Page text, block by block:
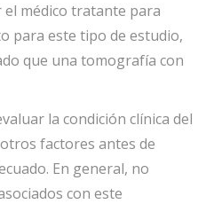
médico tratante para
para este tipo de estudio,
que una tomografía con
la condición clínica del
factores antes de
En general, no
con este